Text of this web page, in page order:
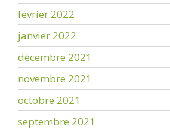
février 2022
janvier 2022
décembre 2021
novembre 2021
octobre 2021
septembre 2021